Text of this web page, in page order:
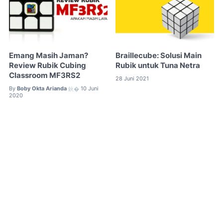
Emang Masih Jaman?
Review Rubik Cubing
Classroom MF3RS2
By Boby Okta Arianda 鈥� 10 Juni
2020
Braillecube: Solusi Main
Rubik untuk Tuna Netra
28 Juni 2021